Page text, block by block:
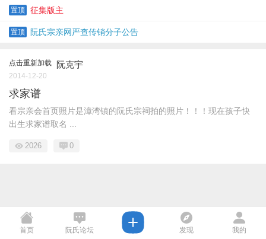
置顶 征集版主
置顶 阮氏宗亲网严查传销分子公告
点击重新加载 阮克宇
2014-12-20
求家谱
看宗亲会首页照片是漳湾镇的阮氏宗祠拍的照片！！！现在孩子快
出生求家谱取名 ...
2026 0
首页 阮氏论坛 发现 我的